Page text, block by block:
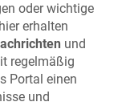
oder wichtige
erhalten
und
regelmäßig
Portal einen
und